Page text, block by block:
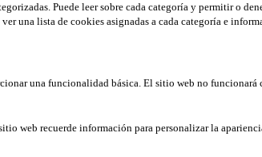
Puede leer sobre cada categoría y permitir o
una lista de cookies asignadas a cada categoría e
una funcionalidad básica. El sitio web no
web recuerde información para personalizar la